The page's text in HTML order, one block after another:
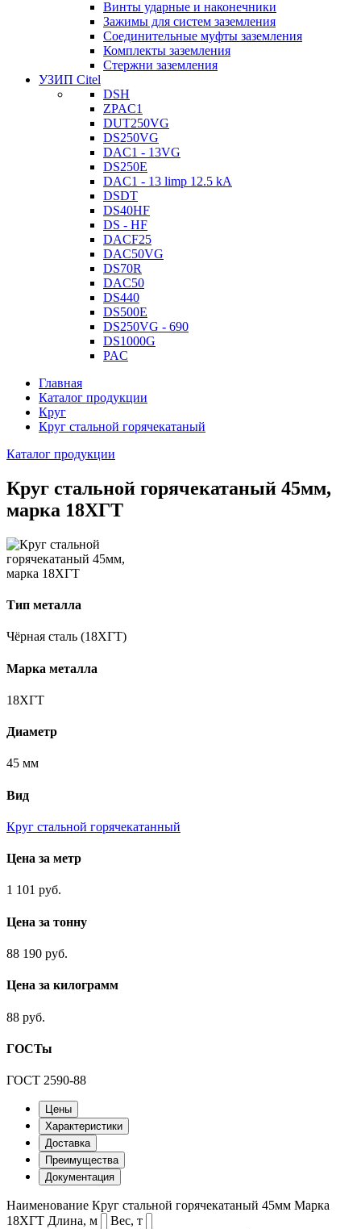
Винты ударные и наконечники
Зажимы для систем заземления
Соединительные муфты заземления
Комплекты заземления
Стержни заземления
УЗИП Citel
DSH
ZPAC1
DUT250VG
DS250VG
DAC1 - 13VG
DS250E
DAC1 - 13 limp 12.5 kA
DSDT
DS40HF
DS - HF
DACF25
DAC50VG
DS70R
DAC50
DS440
DS500E
DS250VG - 690
DS1000G
PAC
Главная
Каталог продукции
Круг
Круг стальной горячекатаный
Каталог продукции
Круг стальной горячекатаный 45мм,
марка 18ХГТ
Тип металла
Чёрная сталь (18ХГТ)
Марка металла
18ХГТ
Диаметр
45 мм
Вид
Круг стальной горячекатанный
Цена за метр
1 101 руб.
Цена за тонну
88 190 руб.
Цена за килограмм
88 руб.
ГОСТы
ГОСТ 2590-88
Цены
Характеристики
Доставка
Преимущества
Документация
Наименование Круг стальной горячекатаный 45мм Марка
18ХГТ Длина, м
Вес, т